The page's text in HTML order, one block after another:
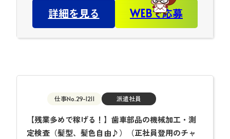
詳細を見る WEBで応募
仕事No.29-1211 派遣社員
【残業多めで稼げる！】歯車部品の機械加工・測
定検査（髪型、髪色自由♪）（正社員登用のチャ